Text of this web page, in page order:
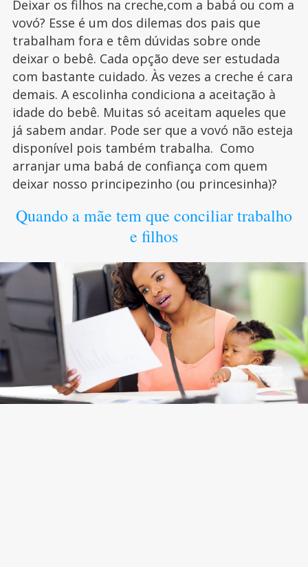
Deixar os filhos na creche,com a babá ou com a
vovó? Esse é um dos dilemas dos pais que
trabalham fora e têm dúvidas sobre onde
deixar o bebê. Cada opção deve ser estudada
com bastante cuidado. Às vezes a creche é cara
demais. A escolinha condiciona a aceitação à
idade do bebê. Muitas só aceitam aqueles que
já sabem andar. Pode ser que a vovó não esteja
disponível pois também trabalha. Como
arranjar uma babá de confiança com quem
deixar nosso principezinho (ou princesinha)?
Quando a mãe tem que conciliar trabalho
e filhos